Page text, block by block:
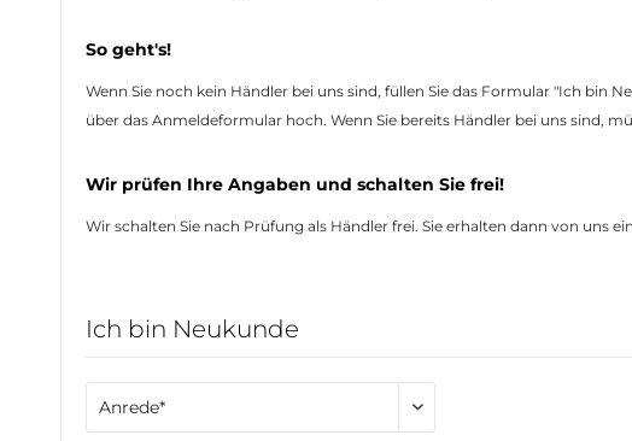
So geht's!
Wenn Sie noch kein Händler bei uns sind, füllen Sie das Formular "Ich bin
über das Anmeldeformular hoch. Wenn Sie bereits Händler bei uns sind,
Wir prüfen Ihre Angaben und schalten Sie frei!
Wir schalten Sie nach Prüfung als Händler frei. Sie erhalten dann von uns
Ich bin Neukunde